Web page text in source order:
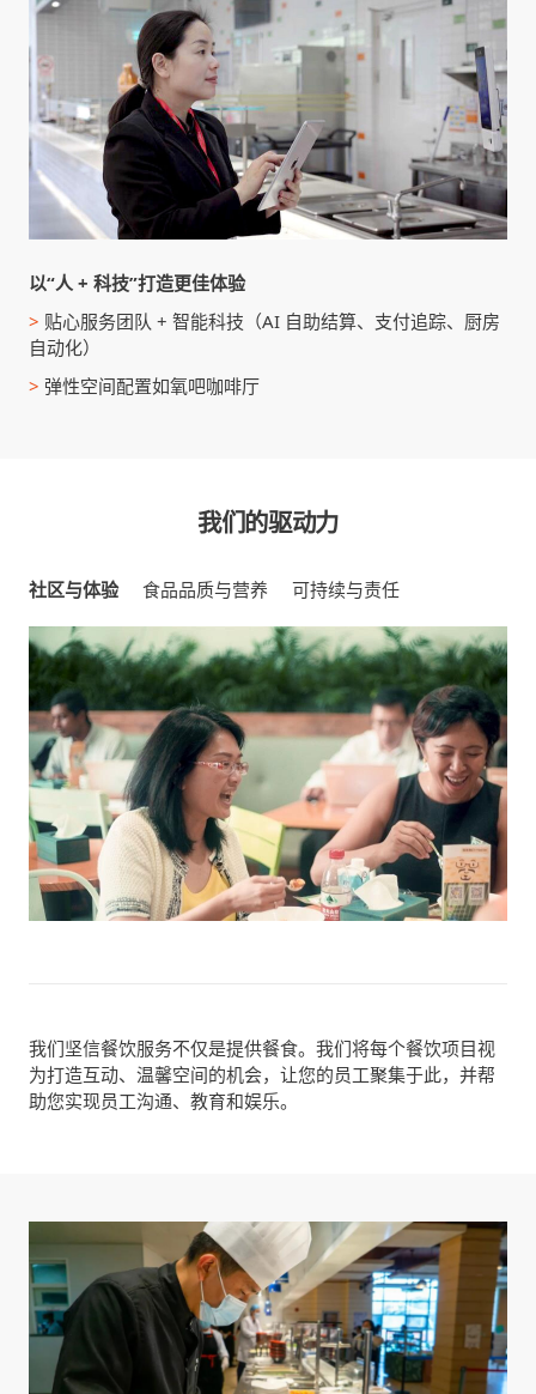
以“人 + 科技”打造更佳体验
> 贴心服务团队 + 智能科技（AI 自助结算、支付追踪、厨房
自动化）
> 弹性空间配置如氧吧咖啡厅
我们的驱动力
社区与体验 食品品质与营养 可持续与责任
我们坚信餐饮服务不仅是提供餐食。我们将每个餐饮项目视
为打造互动、温馨空间的机会，让您的员工聚集于此，并帮
助您实现员工沟通、教育和娱乐。